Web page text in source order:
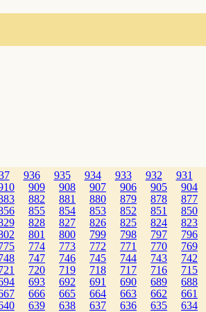
936 935 934 933 932 931
909 908 907 906 905 904
882 881 880 879 878 877
855 854 853 852 851 850
828 827 826 825 824 823
801 800 799 798 797 796
774 773 772 771 770 769
747 746 745 744 743 742
720 719 718 717 716 715
693 692 691 690 689 688
666 665 664 663 662 661
639 638 637 636 635 634